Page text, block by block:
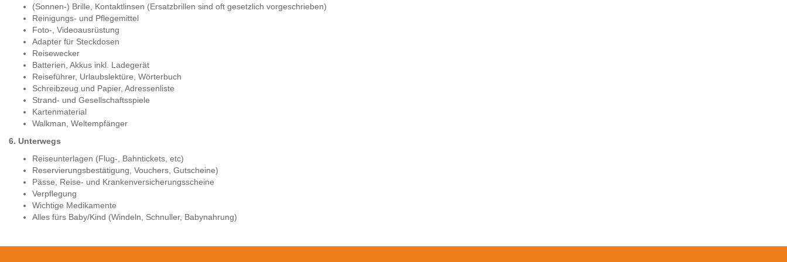
(Sonnen-) Brille, Kontaktlinsen (Ersatzbrillen sind oft gesetzlich vorgeschrieben)
Reinigungs- und Pflegemittel
Foto-, Videoausrüstung
Adapter für Steckdosen
Reisewecker
Batterien, Akkus inkl. Ladegerät
Reiseführer, Urlaubslektüre, Wörterbuch
Schreibzeug und Papier, Adressenliste
Strand- und Gesellschaftsspiele
Kartenmaterial
Walkman, Weltempfänger
6. Unterwegs
Reiseunterlagen (Flug-, Bahntickets, etc)
Reservierungsbestätigung, Vouchers, Gutscheine)
Pässe, Reise- und Krankenversicherungsscheine
Verpflegung
Wichtige Medikamente
Alles fürs Baby/Kind (Windeln, Schnuller, Babynahrung)